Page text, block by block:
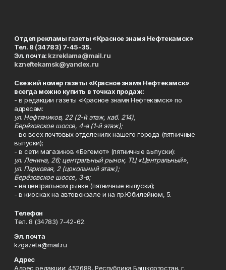
Отдел рекламы газеты «Красное знамя Нефтекамск»
Тел. 8 (34783) 7-45-35.
Эл. почта: kzreklama@mail.ru
kzneftekamsk@yandex.ru
Свежий номер газеты «Красное знамя Нефтекамск»
всегда можно купить в точках продаж:
- в редакции газеты «Красное знамя Нефтекамск» по
адресам:
ул. Нефтяников, 22 (2-й этаж, каб. 214),
Берёзовское шоссе, 4-а (1-й этаж);
- во всех почтовых отделениях нашего города (пятничные
выпуски);
- в сети магазинов «Бегемот» (пятничные выпуски):
ул. Ленина, 26; центральный рынок, ТЦ «Центральный»,
ул. Парковая, 2 (цокольный этаж);
Берёзовское шоссе, 3-в;
- на центральном рынке (пятничные выпуски);
- в киосках на автовокзале и на пр.Юбилейном, 5.
Телефон
Тел. 8 (34783) 7-42-62.
Эл. почта
kzgazeta@mail.ru
Адрес
Адрес редакции: 452688, Республика Башкортостан, г.